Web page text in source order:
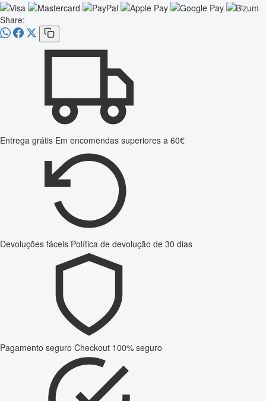
Share:
Entrega grátis Em encomendas superiores a 60€
Devoluções fáceis Política de devolução de 30 dias
Pagamento seguro Checkout 100% seguro